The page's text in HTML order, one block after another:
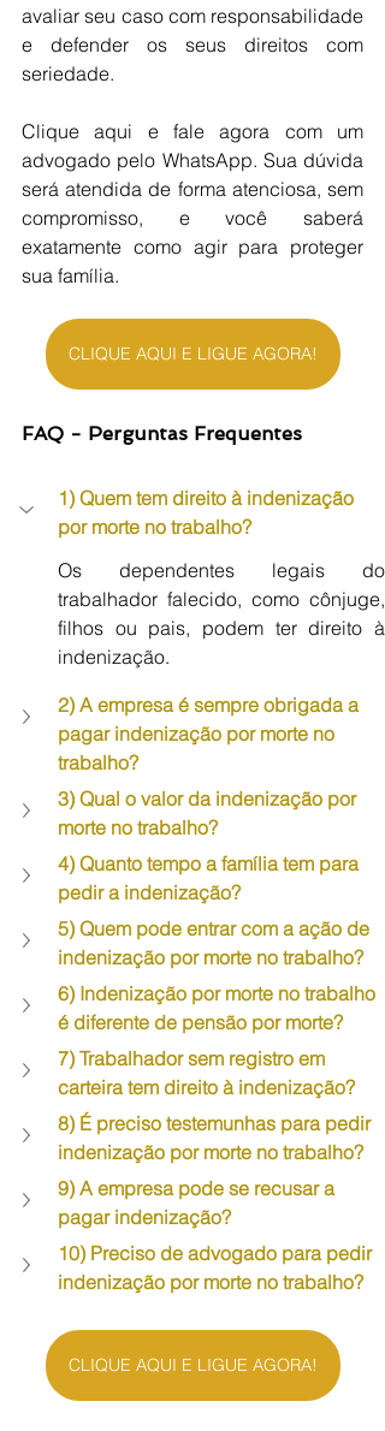
avaliar seu caso com responsabilidade
e defender os seus direitos com
seriedade.
Clique aqui e fale agora com um
advogado pelo WhatsApp. Sua dúvida
será atendida de forma atenciosa, sem
compromisso, e você saberá
exatamente como agir para proteger
sua família.
CLIQUE AQUI E LIGUE AGORA!
FAQ - Perguntas Frequentes
1) Quem tem direito à indenização
por morte no trabalho?
Os dependentes legais do
trabalhador falecido, como cônjuge,
filhos ou pais, podem ter direito à
indenização.
2) A empresa é sempre obrigada a
pagar indenização por morte no
trabalho?
3) Qual o valor da indenização por
morte no trabalho?
4) Quanto tempo a família tem para
pedir a indenização?
5) Quem pode entrar com a ação de
indenização por morte no trabalho?
6) Indenização por morte no trabalho
é diferente de pensão por morte?
7) Trabalhador sem registro em
carteira tem direito à indenização?
8) É preciso testemunhas para pedir
indenização por morte no trabalho?
9) A empresa pode se recusar a
pagar indenização?
10) Preciso de advogado para pedir
indenização por morte no trabalho?
CLIQUE AQUI E LIGUE AGORA!